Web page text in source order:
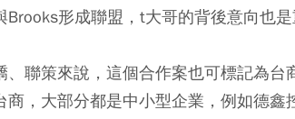
Brooks形成聯盟，t大哥的背後意向也是
、聯策來說，這個合作案也可標記為
商，大部分都是中小型企業，例如德